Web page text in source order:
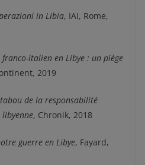
in Libia, IAI, Rome,
franco-italien en Libye : un piège
2019
de la responsabilité
, Chronik, 2018
guerre en Libye, Fayard,